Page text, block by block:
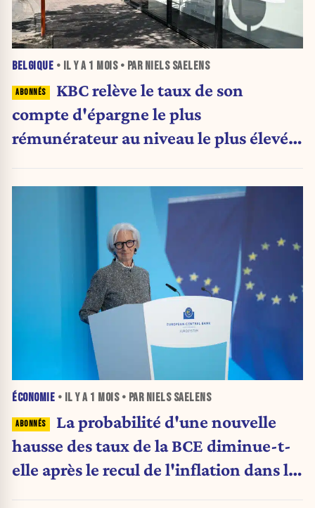
BELGIQUE • IL Y A 1 MOIS• PAR NIELS SAELENS
KBC relève le taux de son
compte d'épargne le plus
rémunérateur au niveau le plus élevé
ÉCONOMIE • IL Y A 1 MOIS• PAR NIELS SAELENS
La probabilité d'une nouvelle
hausse des taux de la BCE diminue-t-
elle après le recul de l'inflation dans la